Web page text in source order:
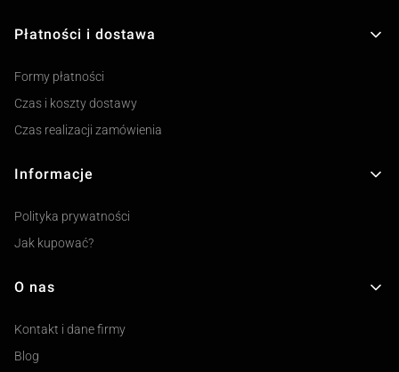
Płatności i dostawa
Formy płatności
Czas i koszty dostawy
Czas realizacji zamówienia
Informacje
Polityka prywatności
Jak kupować?
O nas
Kontakt i dane firmy
Blog